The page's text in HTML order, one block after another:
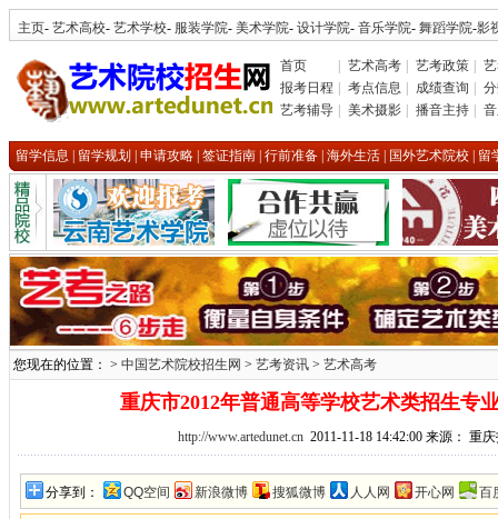
主页- 艺术高校- 艺术学校- 服装学院- 美术学院- 设计学院- 音乐学院- 舞蹈学院-影
首页 艺术高考 艺考政策
报考日程
考点信息 成绩查询
艺考辅导
美术摄影 播音主持
留学信息 留学规划 申请攻略 签证指南 行前准备 海外生活 国外艺术院校 留
您现在的位置： > 中国艺术院校招生网 > 艺考资讯 > 艺术高考
重庆市2012年普通高等学校艺术类招生专
http://www.artedunet.cn 2011-11-18 14:42:00 来源： 重
分享到： QQ空间 新浪微博 搜狐微博 人人网 开心网 百